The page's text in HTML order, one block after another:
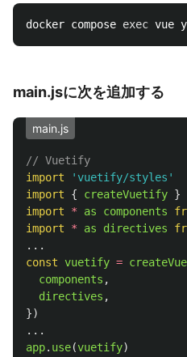
docker compose exec
main.jsに次を追加する
main.js
// Vuetify
import
' vuetify/styles '
import
{ createVuetify }
import
* as components
import
* as directives
...
const vuetify =
components ,
directives ,
})
...
app. use(vuetify)